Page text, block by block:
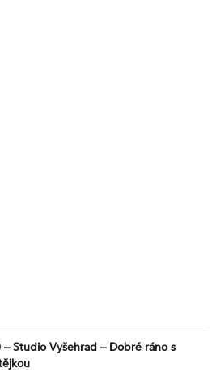
– Studio Vyšehrad – Dobré ráno s